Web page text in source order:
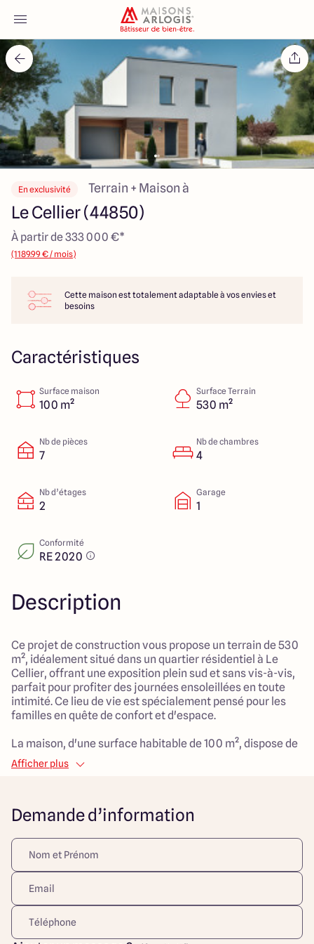
Accueil
Nos maisons
Nos annonces
Votre projet
Qui sommes-nous
Maisons ARLOGIS Nantes
4.7 4.7
En exclusivité Terrain + Maison à
Le Cellier (44850)
À partir de 333 000 €*
(1189.99 € / mois)
Cette maison est totalement adaptable à vos envies et
besoins
Caractéristiques
Surface maison
100 m²
Surface Terrain
530 m²
Nb de pièces
7
Nb de chambres
4
Nb d’étages
2
Garage
1
Conformité
RE 2020
Description
Ce projet de construction vous propose un terrain de 530
m², idéalement situé dans un quartier résidentiel à Le
Cellier, offrant une exposition plein sud et sans vis-à-vis,
parfait pour profiter des journées ensoleillées en toute
intimité. Ce lieu de vie est spécialement pensé pour les
familles en quête de confort et d'espace.
La maison, d'une surface habitable de 100 m², dispose de
7 pièces, dont 4 chambres spacieuses, offrant un cadre
de vie agréable et fonctionnel. Avec un vaste salon de 40
maison de vos rêves dans un environnement paisible et
sécurisé, tout en restant à proximité des commodités de
la ville.
Découvrez toutes nos offres et réalisations ARLOGIS sur
notre site Internet. Visuel d'illustration. Le modèle est
totalement adaptable à vos envies et besoins et
personnalisable grâce à de nombreuses options de
Afficher plus
Demande d’information